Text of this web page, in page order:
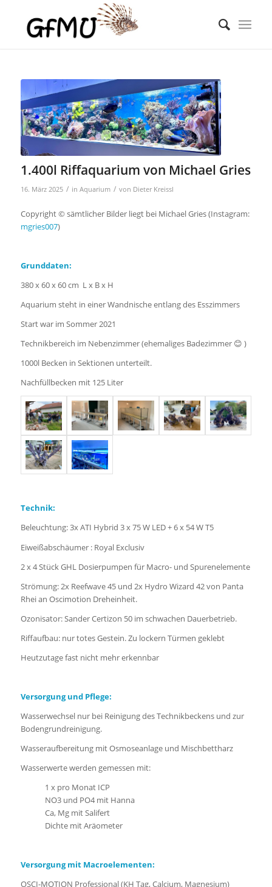
1.400l Riffaquarium von Michael Gries
16. März 2025 / in Aquarium / von Dieter Kreissl
Copyright © sämtlicher Bilder liegt bei Michael Gries (Instagram:
mgries007)
Grunddaten:
380 x 60 x 60 cm L x B x H
Aquarium steht in einer Wandnische entlang des Esszimmers
Start war im Sommer 2021
Technikbereich im Nebenzimmer (ehemaliges Badezimmer 😊 )
1000l Becken in Sektionen unterteilt.
Nachfüllbecken mit 125 Liter
Technik:
Beleuchtung: 3x ATI Hybrid 3 x 75 W LED + 6 x 54 W T5
Eiweißabschäumer : Royal Exclusiv
2 x 4 Stück GHL Dosierpumpen für Macro- und Spurenelemente
Strömung: 2x Reefwave 45 und 2x Hydro Wizard 42 von Panta
Rhei an Oscimotion Dreheinheit.
Ozonisator: Sander Certizon 50 im schwachen Dauerbetrieb.
Riffaufbau: nur totes Gestein. Zu lockern Türmen geklebt
Heutzutage fast nicht mehr erkennbar
Versorgung und Pflege:
Wasserwechsel nur bei Reinigung des Technikbeckens und zur
Bodengrundreinigung.
Wasseraufbereitung mit Osmoseanlage und Mischbettharz
Wasserwerte werden gemessen mit:
1 x pro Monat ICP
NO3 und PO4 mit Hanna
Ca, Mg mit Salifert
Dichte mit Aräometer
Versorgung mit Macroelementen:
OSCI-MOTION Professional (KH Tag, Calcium, Magnesium)